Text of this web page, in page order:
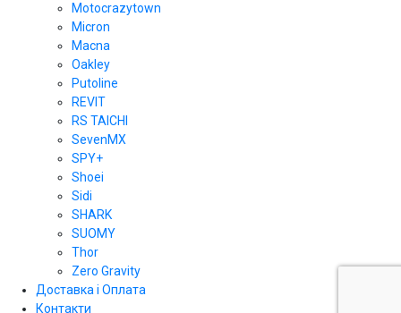
Motocrazytown
Micron
Macna
Oakley
Putoline
REVIT
RS TAICHI
SevenMX
SPY+
Shoei
Sidi
SHARK
SUOMY
Thor
Zero Gravity
Доставка і Оплата
Контакти